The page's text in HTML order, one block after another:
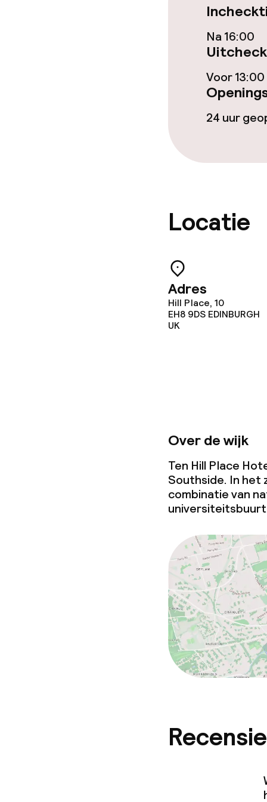
Eet- en
Ontbijtbuffet
Diner à la
Dieetopties
Speciale
Wasservice
Beleid
Overal
Na 16:00
Voor 13:00
24 uur
Locatie
Adres
Hill Place, 10
EH8 9DS EDINBURGH
UK
Over de wijk
Ten Hill Place
Southside. In het
combinatie van